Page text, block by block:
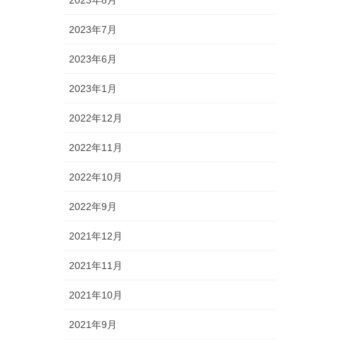
2023年7月
2023年6月
2023年1月
2022年12月
2022年11月
2022年10月
2022年9月
2021年12月
2021年11月
2021年10月
2021年9月